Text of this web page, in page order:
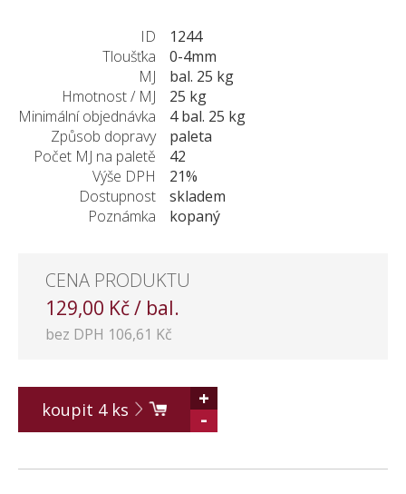
DLAŽEBNÍ KOSTKY
KAMENNÉ DLAŽBY, OBKLADY
MLATOVÉ POVRCHY
ZAKÁZKY NA MÍRU
VÝPRODEJ
ID
1244
Tloušťka
0-4mm
MJ
bal. 25 kg
Hmotnost / MJ
25 kg
Minimální objednávka
4 bal. 25 kg
Způsob dopravy
paleta
Počet MJ na paletě
42
Výše DPH
21%
Dostupnost
skladem
Poznámka
kopaný
CENA PRODUKTU
129,00 Kč / bal.
bez DPH 106,61 Kč
koupit 4ks
+
-